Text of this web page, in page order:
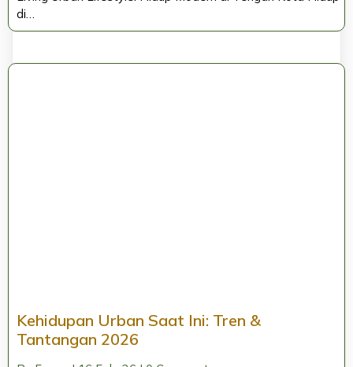
di…
Kehidupan Urban Saat Ini: Tren &
Tantangan 2026